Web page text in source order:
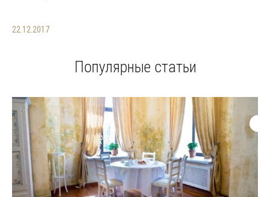
22.12.2017
Популярные статьи